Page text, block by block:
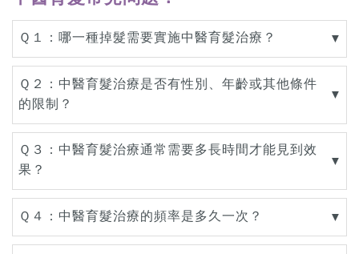
Ｑ１：哪一種掉髮需要實施中醫育髮治療？ ▼
Ｑ２：中醫育髮治療是否有性別、年齡或其他條件
的限制？
▼
Ｑ３：中醫育髮治療通常需要多長時間才能見到效
果？
▼
Ｑ４：中醫育髮治療的頻率是多久一次？ ▼